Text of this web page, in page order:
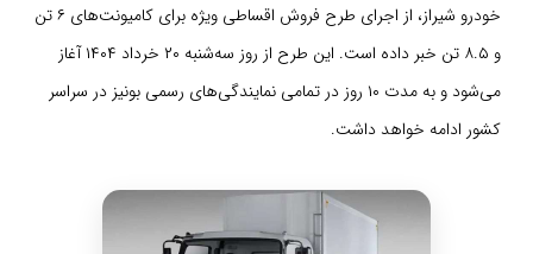
خودرو شیراز، از اجرای طرح فروش اقساطی ویژه برای کامیونت‌های ۶ تن
و ۸.۵ تن خبر داده است. این طرح از روز سه‌شنبه ۲۰ خرداد ۱۴۰۴ آغاز
می‌شود و به مدت ۱۰ روز در تمامی نمایندگی‌های رسمی بونیز در سراسر
کشور ادامه خواهد داشت.